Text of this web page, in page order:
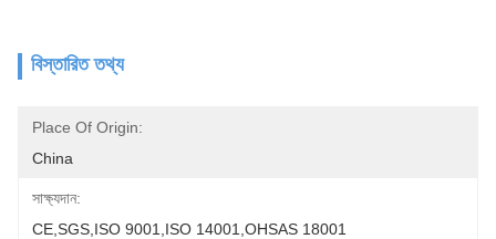
বিস্তারিত তথ্য
Place Of Origin:
China
সাক্ষ্যদান:
CE,SGS,ISO 9001,ISO 14001,OHSAS 18001